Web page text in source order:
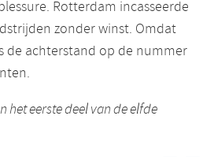
Rotterdam incasseerde
zonder winst. Omdat
de achterstand op de nummer
het eerste deel van de elfde